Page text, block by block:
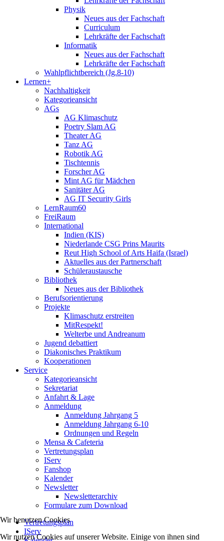
Physik
Neues aus der Fachschaft
Curriculum
Lehrkräfte der Fachschaft
Informatik
Neues aus der Fachschaft
Lehrkräfte der Fachschaft
Wahlpflichtbereich (Jg.8-10)
Lernen+
Nachhaltigkeit
Kategorieansicht
AGs
AG Klimaschutz
Poetry Slam AG
Theater AG
Tanz AG
Robotik AG
Tischtennis
Forscher AG
Mint AG für Mädchen
Sanitäter AG
AG IT Security Girls
LernRaum60
FreiRaum
International
Indien (KIS)
Niederlande CSG Prins Maurits
Reut High School of Arts Haifa (Israel)
Aktuelles aus der Partnerschaft
Schüleraustausche
Bibliothek
Neues aus der Bibliothek
Berufsorientierung
Projekte
Klimaschutz erstreiten
MitRespekt!
Welterbe und Andreanum
Jugend debattiert
Diakonisches Praktikum
Kooperationen
Service
Kategorieansicht
Sekretariat
Anfahrt & Lage
Anmeldung
Anmeldung Jahrgang 5
Anmeldung Jahrgang 6-10
Ordnungen und Regeln
Mensa & Cafeteria
Vertretungsplan
IServ
Fanshop
Kalender
Newsletter
Newsletterarchiv
Formulare zum Download
Vertretungsplan
IServ
Wir benutzen Cookies
Wir nutzen Cookies auf unserer Website. Einige von ihnen sind